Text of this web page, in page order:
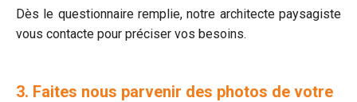
Dès le questionnaire remplie, notre architecte paysagiste
vous contacte pour préciser vos besoins.
3. Faites nous parvenir des photos de votre